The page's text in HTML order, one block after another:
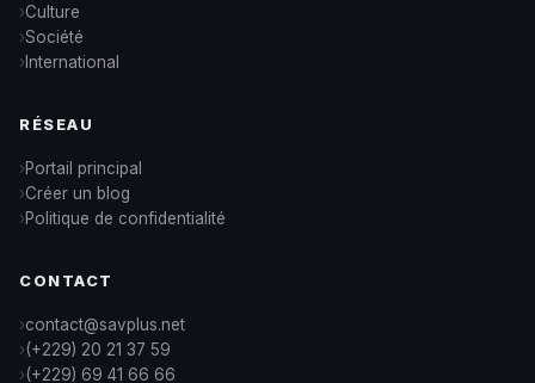
Culture
Société
International
RÉSEAU
Portail principal
Créer un blog
Politique de confidentialité
CONTACT
contact@savplus.net
(+229) 20 21 37 59
(+229) 69 41 66 66